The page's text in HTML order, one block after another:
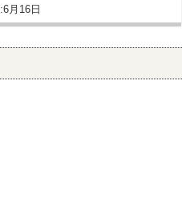
月16日